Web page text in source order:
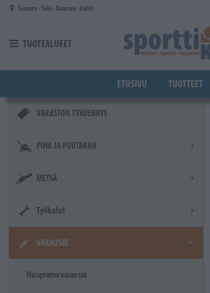
Siirry pääsisältöön
Somero - Salo - Kaarina - Lahti
TUOTEALUEET
ETUSIVU TUOTTEET
VARASTON TYHJENNYS
PIHA JA PUUTARHA
METSÄ
Työkalut
VARAOSAT
Husqvarna varaosat